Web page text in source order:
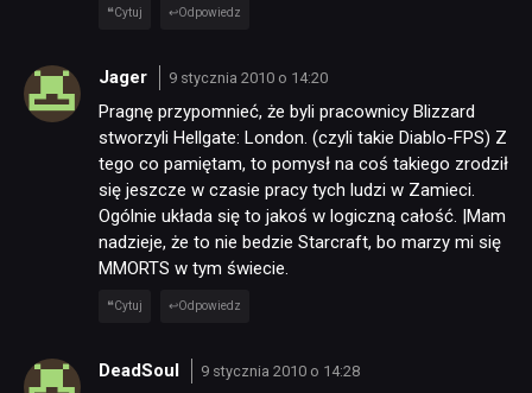
SKLEP
Cytuj Odpowiedz
Jager 9 stycznia 2010 o 14:20
Pragnę przypomnieć, że byli pracownicy Blizzard
stworzyli Hellgate: London. (czyli takie Diablo-FPS) Z
tego co pamiętam, to pomysł na coś takiego zrodził
się jeszcze w czasie pracy tych ludzi w Zamieci.
Ogólnie układa się to jakoś w logiczną całość. |Mam
nadzieje, że to nie bedzie Starcraft, bo marzy mi się
MMORTS w tym świecie.
Cytuj Odpowiedz
DeadSoul 9 stycznia 2010 o 14:28